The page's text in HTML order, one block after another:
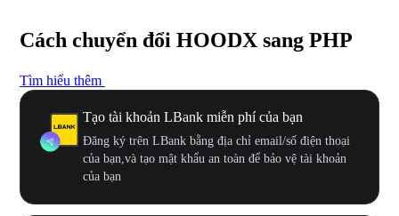
Cách chuyển đổi HOODX sang PHP
Tìm hiểu thêm
Tạo tài khoản LBank miễn phí của bạn
Đăng ký trên LBank bằng địa chỉ email/số điện thoại
của bạn,và tạo mật khẩu an toàn để bảo vệ tài khoản
của bạn